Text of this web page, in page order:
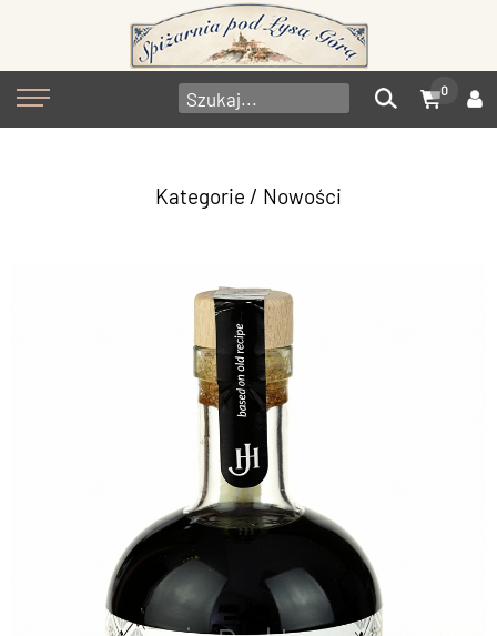
0
Kategorie / Nowości